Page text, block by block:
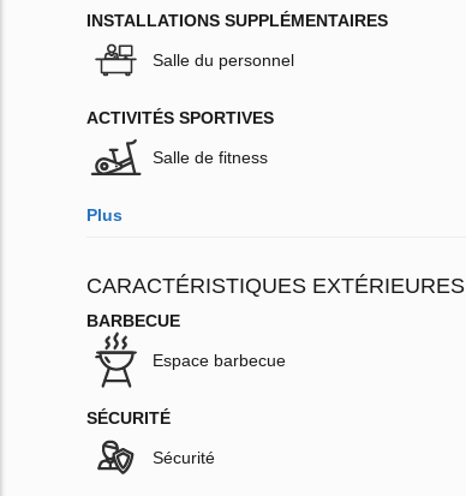
INSTALLATIONS SUPPLÉMENTAIRES
Salle du personnel
ACTIVITÉS SPORTIVES
Salle de fitness
Plus
CARACTÉRISTIQUES EXTÉRIEURES
BARBECUE
Espace barbecue
SÉCURITÉ
Sécurité